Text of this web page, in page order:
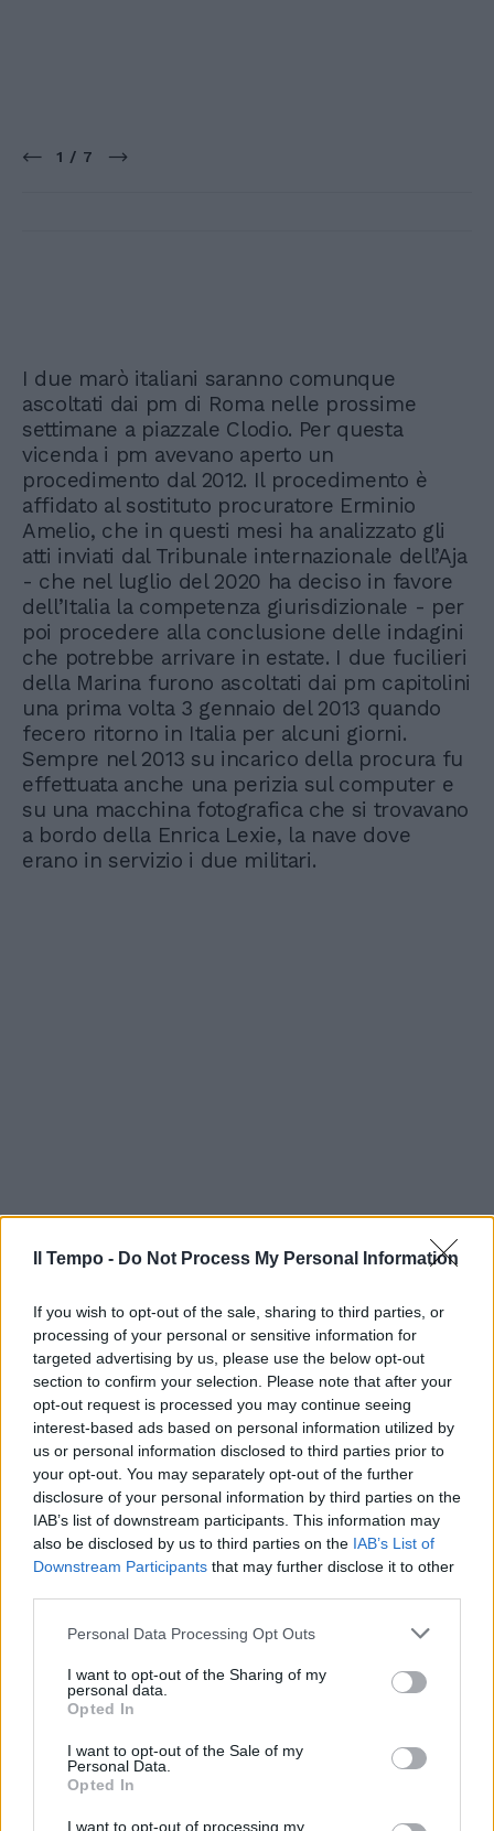
Il Tempo - Do Not Process My Personal Information
If you wish to opt-out of the sale, sharing to third parties, or
processing of your personal or sensitive information for
targeted advertising by us, please use the below opt-out
section to confirm your selection. Please note that after your
opt-out request is processed you may continue seeing
interest-based ads based on personal information utilized by
us or personal information disclosed to third parties prior to
your opt-out. You may separately opt-out of the further
disclosure of your personal information by third parties on the
IAB’s list of downstream participants. This information may
also be disclosed by us to third parties on the IAB’s List of
Downstream Participants that may further disclose it to other
Personal Data Processing Opt Outs
I want to opt-out of the Sharing of my
personal data.
Opted In
I want to opt-out of the Sale of my
Personal Data.
Opted In
I want to opt-out of processing my
1 / 7
I due marò italiani saranno comunque
ascoltati dai pm di Roma nelle prossime
settimane a piazzale Clodio. Per questa
vicenda i pm avevano aperto un
procedimento dal 2012. Il procedimento è
affidato al sostituto procuratore Erminio
Amelio, che in questi mesi ha analizzato gli
atti inviati dal Tribunale internazionale dell’Aja
- che nel luglio del 2020 ha deciso in favore
dell’Italia la competenza giurisdizionale - per
poi procedere alla conclusione delle indagini
che potrebbe arrivare in estate. I due fucilieri
della Marina furono ascoltati dai pm capitolini
una prima volta 3 gennaio del 2013 quando
fecero ritorno in Italia per alcuni giorni.
Sempre nel 2013 su incarico della procura fu
effettuata anche una perizia sul computer e
su una macchina fotografica che si trovavano
a bordo della Enrica Lexie, la nave dove
erano in servizio i due militari.